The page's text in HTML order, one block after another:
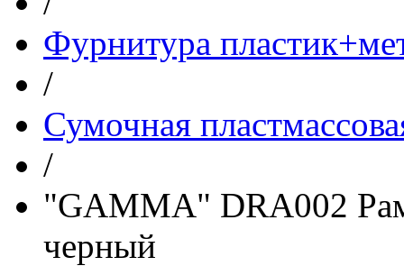
Фурнитура
/
Сумочная
/
"GAMMA" DRA002
черный